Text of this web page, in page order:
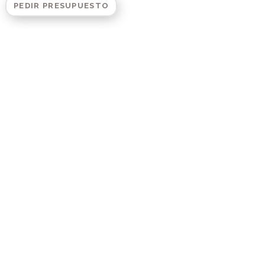
PEDIR PRESUPUESTO